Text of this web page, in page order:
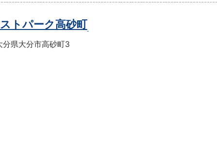
ストパーク高砂町
分県大分市高砂町3